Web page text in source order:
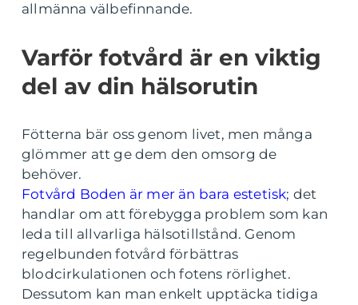
allmänna välbefinnande.
Varför fotvård är en viktig
del av din hälsorutin
Fötterna bär oss genom livet, men många
glömmer att ge dem den omsorg de
behöver.
Fotvård Boden är mer än bara estetisk; det
handlar om att förebygga problem som kan
leda till allvarliga hälsotillstånd. Genom
regelbunden fotvård förbättras
blodcirkulationen och fotens rörlighet.
Dessutom kan man enkelt upptäcka tidiga